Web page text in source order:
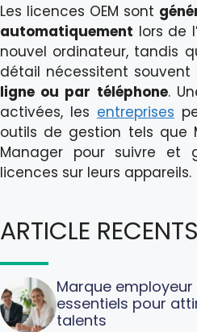
Les licences OEM sont
automatiquement lors de
nouvel ordinateur, tandis
détail nécessitent souvent
ligne ou par téléphone.
activées, les entreprises
outils de gestion tels que
Manager pour suivre et
licences sur leurs appareils.
ARTICLE RECENTS
Marque employeur
essentiels pour
talents